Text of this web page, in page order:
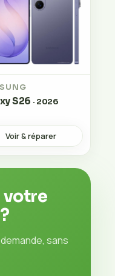
S26 · 2026
Voir & réparer
votre
sans